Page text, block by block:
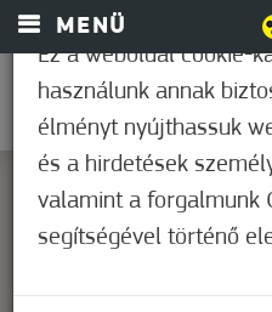
MENÜ
This page can't load
Do you own this website?
Ez a weboldal cookie-
használunk annak
élményt nyújthassuk
és a hirdetések
valamint a forgalmunk
segítségével történő